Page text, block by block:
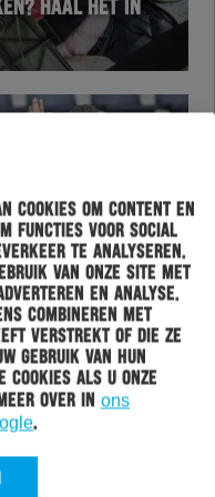
cookies om content en
functies voor social
te analyseren.
van onze site met
en analyse.
combineren met
verstrekt of die ze
gebruik van hun
cookies als u onze
over in ons
.
HAAL HET IN
RÖDINGHAUSEN